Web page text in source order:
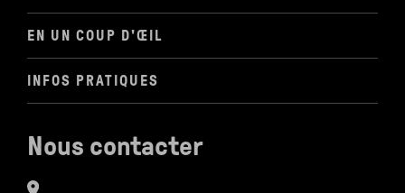
EN UN COUP D'ŒIL
INFOS PRATIQUES
Nous contacter